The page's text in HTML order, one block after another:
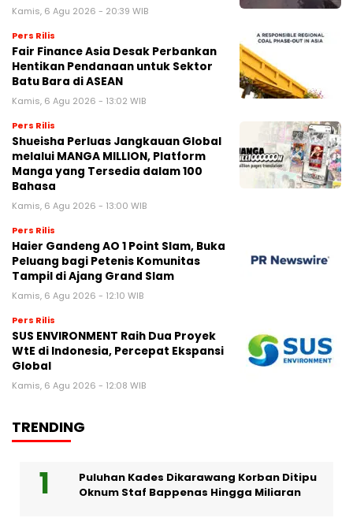
Kamis, 6 Agu 2026 - 20:39 WIB
Pers Rilis
Fair Finance Asia Desak Perbankan
Hentikan Pendanaan untuk Sektor
Batu Bara di ASEAN
Kamis, 6 Agu 2026 - 13:02 WIB
Pers Rilis
Shueisha Perluas Jangkauan Global
melalui MANGA MILLION, Platform
Manga yang Tersedia dalam 100
Bahasa
Kamis, 6 Agu 2026 - 13:00 WIB
Pers Rilis
Haier Gandeng AO 1 Point Slam, Buka
Peluang bagi Petenis Komunitas
Tampil di Ajang Grand Slam
Kamis, 6 Agu 2026 - 12:10 WIB
Pers Rilis
SUS ENVIRONMENT Raih Dua Proyek
WtE di Indonesia, Percepat Ekspansi
Global
Kamis, 6 Agu 2026 - 12:08 WIB
TRENDING
Puluhan Kades Dikarawang Korban Ditipu
Oknum Staf Bappenas Hingga Miliaran